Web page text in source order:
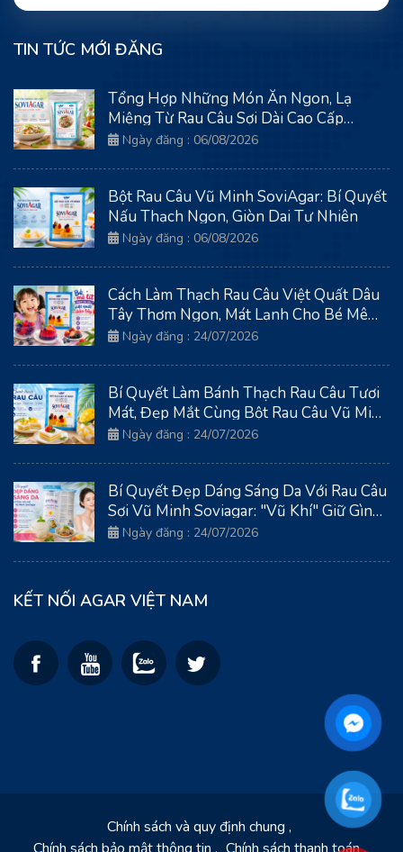
TIN TỨC MỚI ĐĂNG
Tổng Hợp Những Món Ăn Ngon, Lạ
Miệng Từ Rau Câu Sợi Dài Cao Cấp
SoviAgar
Ngày đăng : 06/08/2026
Bột Rau Câu Vũ Minh SoviAgar: Bí Quyết
Nấu Thạch Ngon, Giòn Dai Tự Nhiên
Ngày đăng : 06/08/2026
Cách Làm Thạch Rau Câu Việt Quất Dâu
Tây Thơm Ngon, Mát Lạnh Cho Bé Mê
TítNgày đăng : 24/07/2026
Bí Quyết Làm Bánh Thạch Rau Câu Tươi
Mát, Đẹp Mắt Cùng Bột Rau Câu Vũ Minh
Soviagar
Ngày đăng : 24/07/2026
Bí Quyết Đẹp Dáng Sáng Da Với Rau Câu
Sợi Vũ Minh Soviagar: "Vũ Khí" Giữ Gìn
Thanh Xuân Từ Biển Cả
Ngày đăng : 24/07/2026
KẾT NỐI AGAR VIỆT NAM
Chính sách và quy định chung